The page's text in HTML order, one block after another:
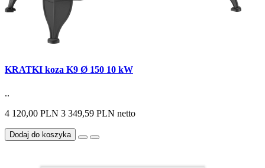
KRATKI koza K9 Ø 150 10 kW
..
4 120,00 PLN 3 349,59 PLN netto
Dodaj do koszyka